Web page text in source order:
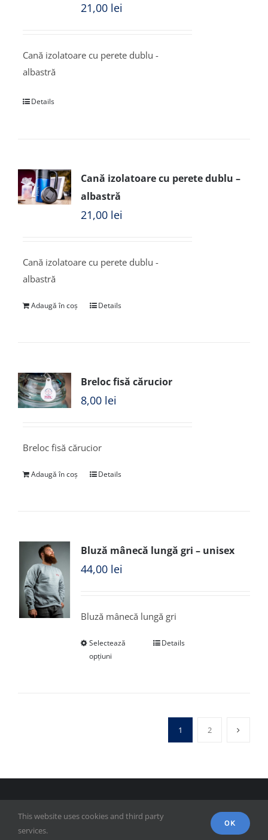
21,00 lei
Cană izolatoare cu perete dublu -
albastră
Details
Cană izolatoare cu perete dublu –
albastră
21,00 lei
Cană izolatoare cu perete dublu -
albastră
Adaugă în coș Details
Breloc fisă cărucior
8,00 lei
Breloc fisă cărucior
Adaugă în coș Details
Bluză mânecă lungă gri – unisex
44,00 lei
Bluză mânecă lungă gri
Selectează
opțiuni
Details
1 2
Administrative și ale Comunicării
This website uses cookies and third party
services.
OK